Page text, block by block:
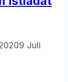
9 Juli